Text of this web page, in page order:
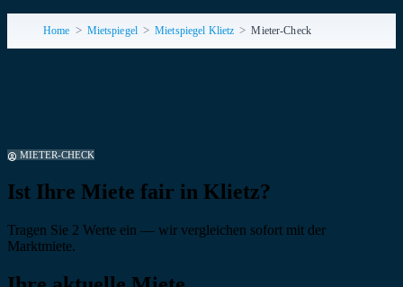
Home Mietspiegel Mietspiegel Klietz Mieter-Check
MIETER-CHECK
Ist Ihre Miete fair in Klietz?
Tragen Sie 2 Werte ein — wir vergleichen sofort mit der
Marktmiete.